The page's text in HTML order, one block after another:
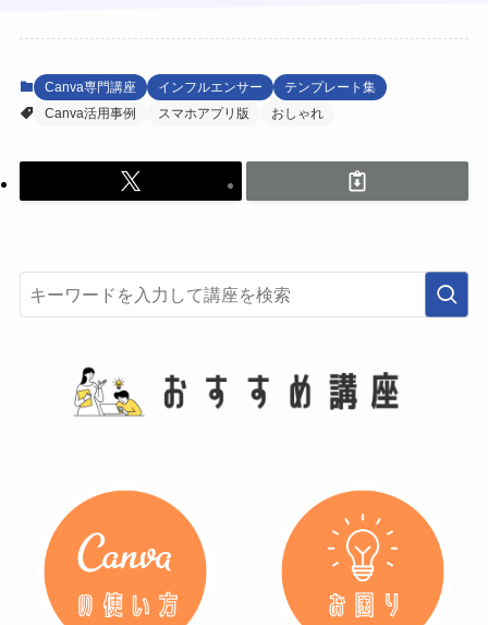
Canva専門講座 インフルエンサー
テンプレート集
Canva活用事例
スマホアプリ版 おしゃれ